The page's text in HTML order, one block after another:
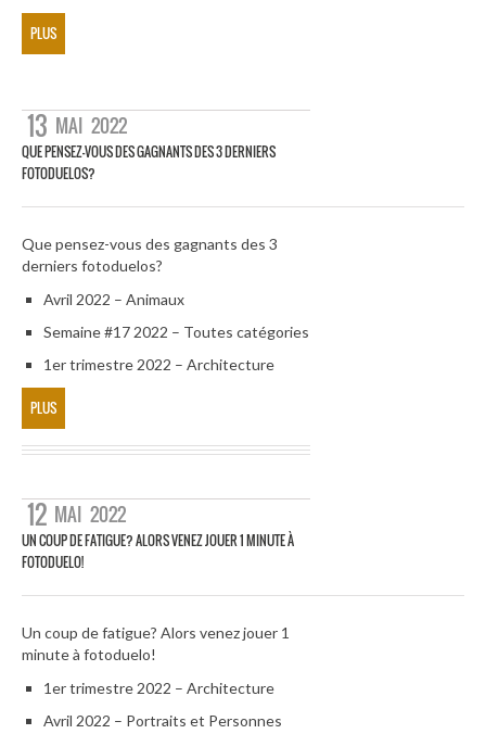
PLUS
13 MAI 2022
QUE PENSEZ-VOUS DES GAGNANTS DES 3 DERNIERS
FOTODUELOS?
Que pensez-vous des gagnants des 3
derniers fotoduelos?
Avril 2022 – Animaux
Semaine #17 2022 – Toutes catégories
1er trimestre 2022 – Architecture
PLUS
12 MAI 2022
UN COUP DE FATIGUE? ALORS VENEZ JOUER 1 MINUTE À
FOTODUELO!
Un coup de fatigue? Alors venez jouer 1
minute à fotoduelo!
1er trimestre 2022 – Architecture
Avril 2022 – Portraits et Personnes